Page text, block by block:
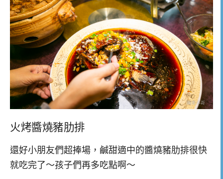
火烤醬燒豬肋排
還好小朋友們超捧場，鹹甜適中的醬燒豬肋排很快
就吃完了～孩子們再多吃點啊～